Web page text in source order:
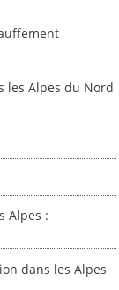
les Alpes du Nord
Alpes :
dans les Alpes